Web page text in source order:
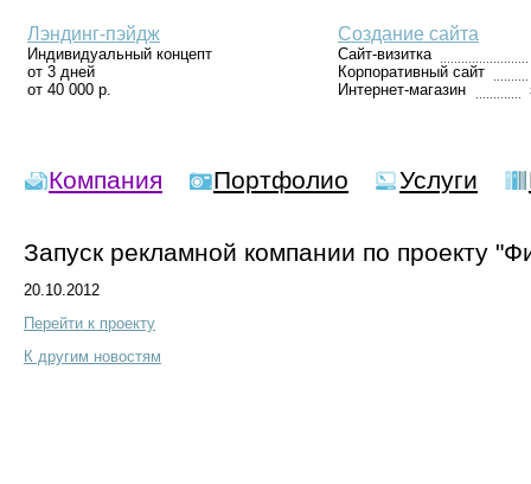
Лэндинг-пэйдж
Индивидуальный концепт
от 3 дней
от 40 000 р.
Создание сайта
Сайт-визитка
Корпоративный сайт
Интернет-магазин
Компания Портфолио Услуги
Запуск рекламной компании по проекту
20.10.2012
Перейти к проекту
К другим новостям